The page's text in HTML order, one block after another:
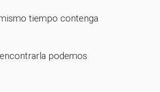
tiempo contenga
podemos